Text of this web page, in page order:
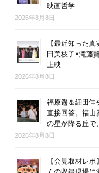
映画哲学
2026年8月8日
【最近知った
田美枝子×滝藤
上映
2026年8月8日
福原遥＆細田佳
直接回答。福山
の星が降る丘で
2026年8月8日
【会見取材レ